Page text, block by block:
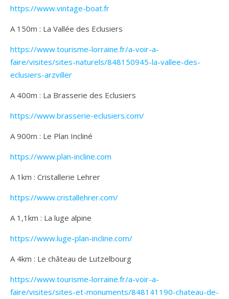
https://www.vintage-boat.fr
A 150m : La Vallée des Eclusiers
https://www.tourisme-lorraine.fr/a-voir-a-
faire/visites/sites-naturels/848150945-la-vallee-des-
eclusiers-arzviller
A 400m : La Brasserie des Eclusiers
https://www.brasserie-eclusiers.com/
A 900m : Le Plan Incliné
https://www.plan-incline.com
A 1km : Cristallerie Lehrer
https://www.cristallehrer.com/
A 1,1km : La luge alpine
https://www.luge-plan-incline.com/
A 4km : Le château de Lutzelbourg
https://www.tourisme-lorraine.fr/a-voir-a-
faire/visites/sites-et-monuments/848141190-chateau-de-